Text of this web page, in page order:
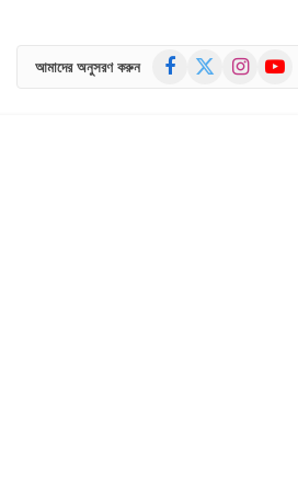
আমাদের অনুসরণ করুন Facebook Instagram